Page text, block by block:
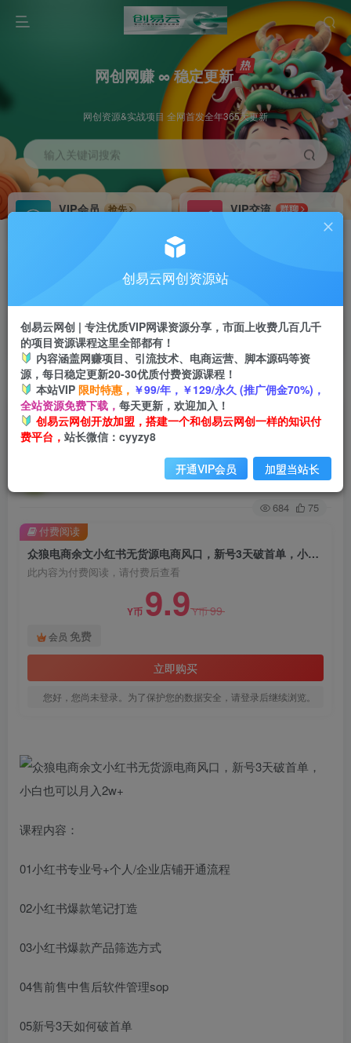
网创网赚 ∞ 稳定更新
网创资源&实战项目 全网首发全年365天更新
输入关键词搜索
VIP会员
抢先
VIP交流
群聊
研究探讨更多创业项目路子。
会员专属推广链接
挂机 项目
脚本卡密
APP下载
GO
首页 创业课程 会员免费 正文
众狼电商余文小红书无货源电商风口，新号3天破
首单，小白也可以月入2w+
关注
684 75
众狼电商余文小红书无货源电商风口，新号3天破首单，小白也可以月入2w+
此内容为付费阅读，请付费后查看
Y币 9.9Y币99
会员 免费
立即购买
您好，您尚未登录。为了保护您的数据安全，请登录后继续浏览。
付费阅读
课程内容：
01小红书专业号+个人/企业店铺开通流程
02小红书爆款笔记打造
03小红书爆款产品筛选方式
04售前售中售后软件管理sop
05新号3天如何破首单
创易云网创资源站
创易云网创 | 专注优质VIP网课资源分享，市面上收费几百几千
的项目资源课程这里全部都有！
内容涵盖网赚项目、引流技术、电商运营、脚本源码等资
源，每日稳定更新20-30优质付费资源课程！
本站VIP 限时特惠， ￥99/年，￥129/永久 (推广佣金70%)，
全站资源免费下载， 每天更新，欢迎加入！
创易云网创开放加盟，搭建一个和创易云网创一样的知识付
费平台， 站长微信：cyyzy8
开通VIP会员 加盟当站长